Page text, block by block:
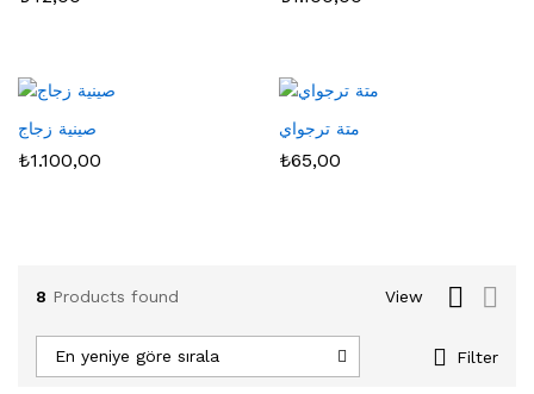
صينية زجاج
₺1.100,00
متة ترجواي
₺65,00
8 Products found View
Filter
En yeniye göre sırala